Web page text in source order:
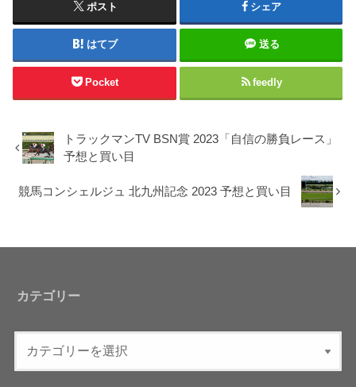
ポスト シェア
はてブ 送る
Pocket feedly
トラックマンTV BSN賞 2023「自信の勝負レース」
予想と買い目
競馬コンシェルジュ 北九州記念 2023 予想と買い目
カテゴリー